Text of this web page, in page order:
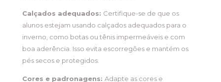
Calçados adequados: Certifique-se de que os
alunos estejam usando calçados adequados para o
inverno, como botas ou tênis impermeáveis e com
boa aderência. Isso evita escorregões e mantém os
pés secos e protegidos.
Cores e padronagens: Adapte as cores e